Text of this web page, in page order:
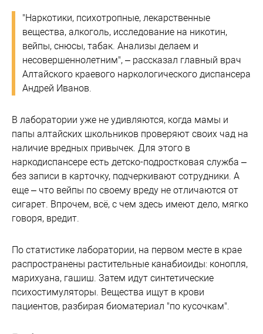
"Наркотики, психотропные, лекарственные
вещества, алкоголь, исследование на никотин,
вейпы, снюсы, табак. Анализы делаем и
несовершеннолетним", – рассказал главный врач
Алтайского краевого наркологического диспансера
Андрей Иванов.
В лаборатории уже не удивляются, когда мамы и
папы алтайских школьников проверяют своих чад на
наличие вредных привычек. Для этого в
наркодиспансере есть детско-подростковая служба –
без записи в карточку, подчеркивают сотрудники. А
еще – что вейпы по своему вреду не отличаются от
сигарет. Впрочем, всё, с чем здесь имеют дело, мягко
говоря, вредит.
По статистике лаборатории, на первом месте в крае
распространены растительные канабиоиды: конопля,
марихуана, гашиш. Затем идут синтетические
психостимуляторы. Вещества ищут в крови
пациентов, разбирая биоматериал "по кусочкам".